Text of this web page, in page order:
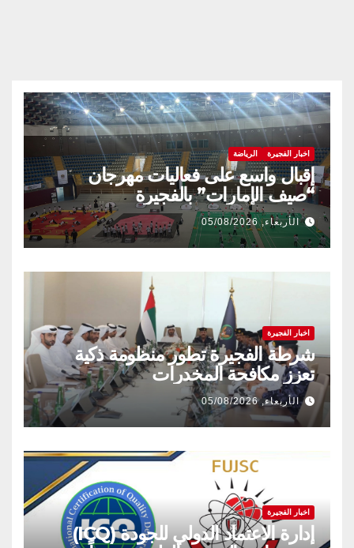
اخبار الفجيرة الرياضة
إقبال واسع على فعاليات مهرجان
“صيف الإمارات” بالفجيرة
الأربعاء, 05/08/2026
اخبار الفجيرة
شرطة الفجيرة تطور منظومة ذكية
تعزز مكافحة المخدرات
الأربعاء, 05/08/2026
اخبار الفجيرة
إدارة الاعتماد الدولي للجودة (ICQ)